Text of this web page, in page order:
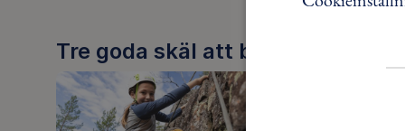
Tre goda skäl att bli medlem